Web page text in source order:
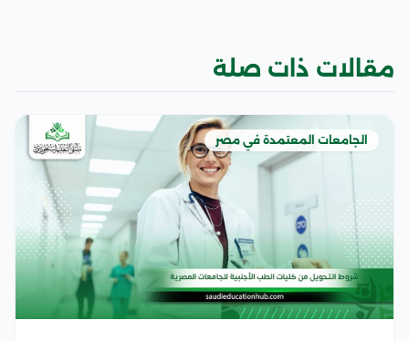
مقالات ذات صلة
الجامعات المعتمدة في مصر